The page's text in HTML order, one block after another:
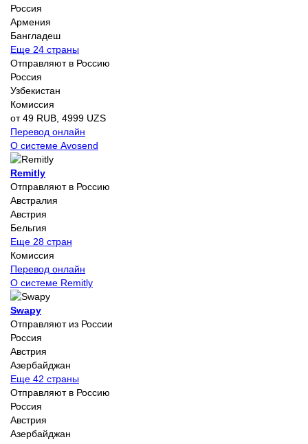
Россия
Армения
Бангладеш
Еще 24 страны
Отправляют в Россию
Россия
Узбекистан
Комиссия
от 49 RUB, 4999 UZS
Перевод онлайн
О системе Avosend
Remitly
Отправляют в Россию
Австралия
Австрия
Бельгия
Еще 28 стран
Комиссия
Перевод онлайн
О системе Remitly
Swapy
Отправляют из России
Россия
Австрия
Азербайджан
Еще 42 страны
Отправляют в Россию
Россия
Австрия
Азербайджан